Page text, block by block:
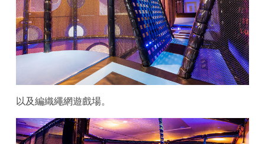
以及編織繩網遊戲場。